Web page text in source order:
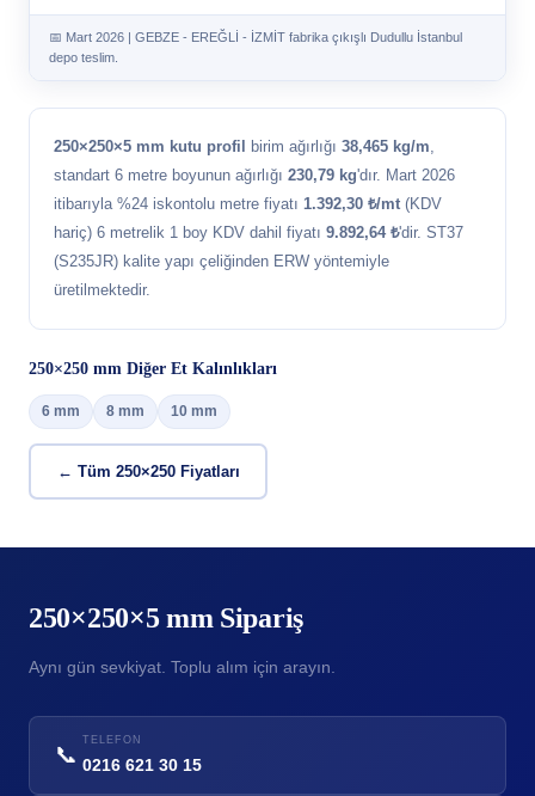
📅 Mart 2026 | GEBZE - EREĞLİ - İZMİT fabrika çıkışlı Dudullu İstanbul
depo teslim.
250×250×5 mm kutu profil birim ağırlığı 38,465 kg/m,
standart 6 metre boyunun ağırlığı 230,79 kg'dır. Mart 2026
itibarıyla %24 iskontolu metre fiyatı 1.392,30 ₺/mt (KDV
hariç) 6 metrelik 1 boy KDV dahil fiyatı 9.892,64 ₺'dir. ST37
(S235JR) kalite yapı çeliğinden ERW yöntemiyle
üretilmektedir.
250×250 mm Diğer Et Kalınlıkları
6 mm 8 mm 10 mm
← Tüm 250×250 Fiyatları
250×250×5 mm Sipariş
Aynı gün sevkiyat. Toplu alım için arayın.
📞
TELEFON
0216 621 30 15